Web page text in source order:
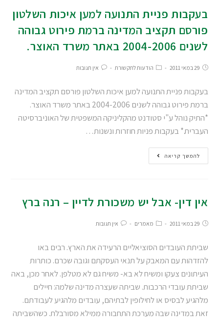
בעקבות פניית התנועה למען איכות השלטון
פורסם תקציב המדינה ברמת פירוט גבוהה
לשנים 2004-2006 באתר משרד האוצר.
29 במאי 2011 הודעות לתקשורת אין תגובות
בעקבות פניית התנועה למען איכות השלטון פורסם תקציב המדינה
ברמת פירוט גבוהה לשנים 2004-2006 באתר משרד האוצר.
*התיק נוהל ע"י סטודנט מהקליניקה המשפטית של האוניברסיטה
העברית.* בעקבות פניות חוזרות ונשנות…
להמשך קריאה
אין דין- אבל יש משכורת לדיין – רנה ברץ
29 במאי 2011 מאמרים אין תגובות
שביתת העובדים הסוציאליים הרעידה את הארץ. רבים באו
להזדהות עם המאבק על תנאי העסקתם וגובה שכרם. כותרות
העיתונים צעקו ומשיח לא בא- משיח גם לא מטלפן. לאחר מכן, באה
שביתת עובדי הרכבות. שביתה שעצרה מדינה שלמה: חיילים
מלהגיע לבסיס או לחילופין לבתיהם, עובדים מלהגיע לעבודתם.
זאת במדינה שבה מערכת התחבורה ממילא מסורבלת. כשהשביתה